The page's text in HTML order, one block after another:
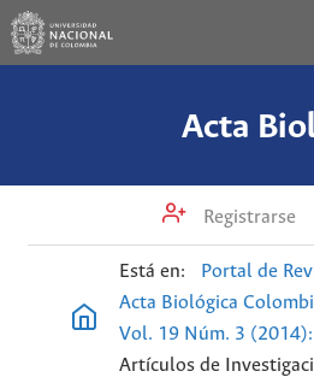
Acta
Registrarse
Está en: Portal de
Acta Biológica
Vol. 19 Núm. 3
Artículos de